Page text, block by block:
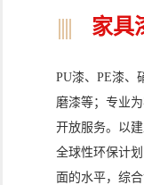
家具
PU漆、PE漆、
磨漆等；专业
开放服务。 以
全球性环保计
面的水平，综